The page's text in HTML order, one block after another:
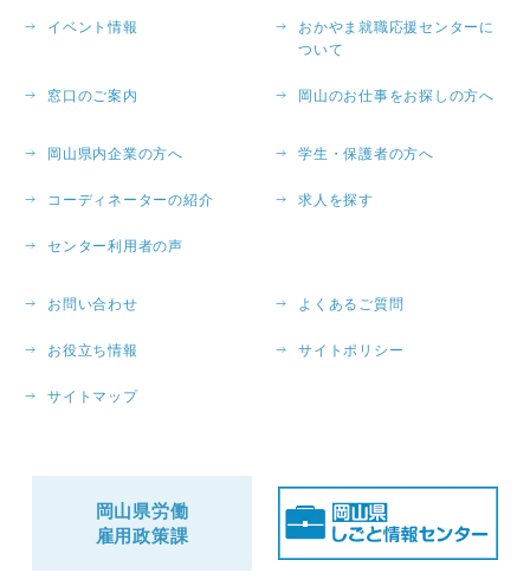
イベント情報
おかやま就職応援センターに
ついて
窓口のご案内 岡山のお仕事をお探しの方へ
岡山県内企業の方へ 学生・保護者の方へ
コーディネーターの紹介 求人を探す
センター利用者の声
お問い合わせ よくあるご質問
お役立ち情報 サイトポリシー
サイトマップ
岡山県労働
雇用政策課